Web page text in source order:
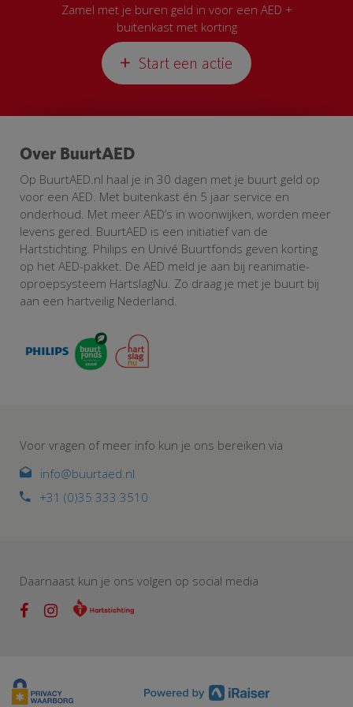
Zamel met je buren geld in voor een AED +
buitenkast met korting
Start een actie
Over BuurtAED
Op BuurtAED.nl haal je in 30 dagen met je buurt geld op
voor een AED. Met buitenkast én 5 jaar service en
onderhoud. Met meer AED’s in woonwijken, worden meer
levens gered. BuurtAED is een initiatief van de
Hartstichting. Philips en Univé Buurtfonds geven korting
op het AED-pakket. De AED meld je aan bij reanimatie-
oproepsysteem HartslagNu. Zo draag je met je buurt bij
aan een hartveilig Nederland.
Voor vragen of meer info kun je ons bereiken via
info@buurtaed.nl
+31 (0)35 333 3510
Daarnaast kun je ons volgen op social media